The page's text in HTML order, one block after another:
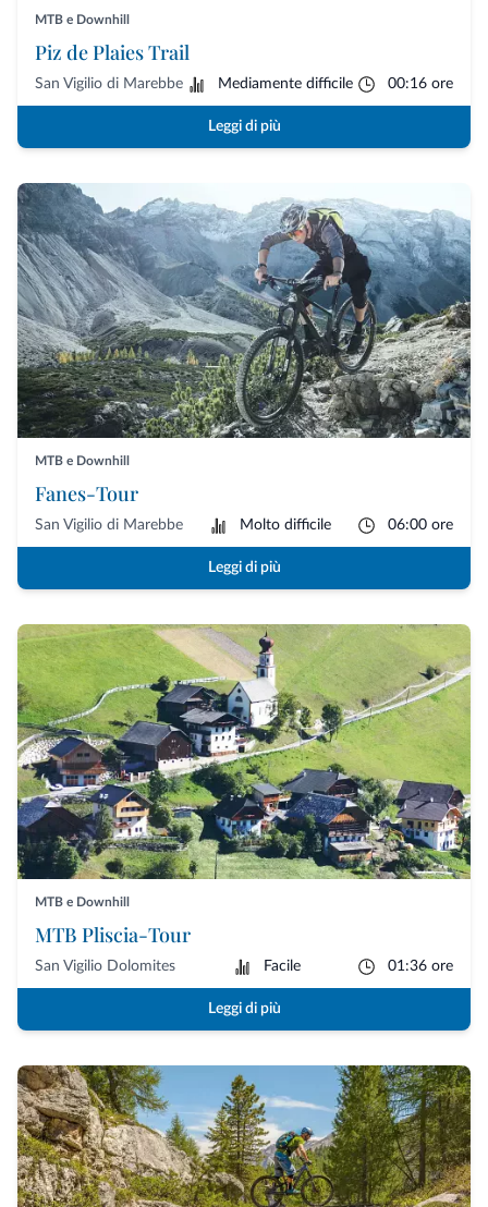
MTB e Downhill
Piz de Plaies Trail
San Vigilio di Marebbe Mediamente difficile 00:16 ore
Leggi di più
MTB e Downhill
Fanes-Tour
San Vigilio di Marebbe Molto difficile 06:00 ore
Leggi di più
MTB e Downhill
MTB Pliscia-Tour
San Vigilio Dolomites Facile 01:36 ore
Leggi di più